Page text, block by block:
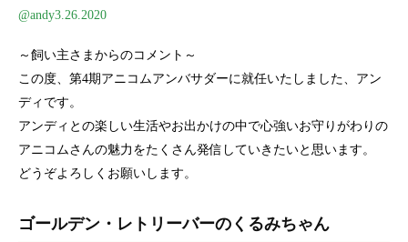
@andy3.26.2020
～飼い主さまからのコメント～
この度、第4期アニコムアンバサダーに就任いたしました、アン
ディです。
アンディとの楽しい生活やお出かけの中で心強いお守りがわりの
アニコムさんの魅力をたくさん発信していきたいと思います。
どうぞよろしくお願いします。
ゴールデン・レトリーバーのくるみちゃん